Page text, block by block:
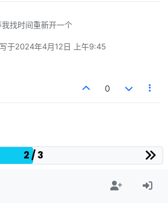
找时间重新开一个
写于2024年4月12日 上午9:45
最后由 编辑
0
2 / 3